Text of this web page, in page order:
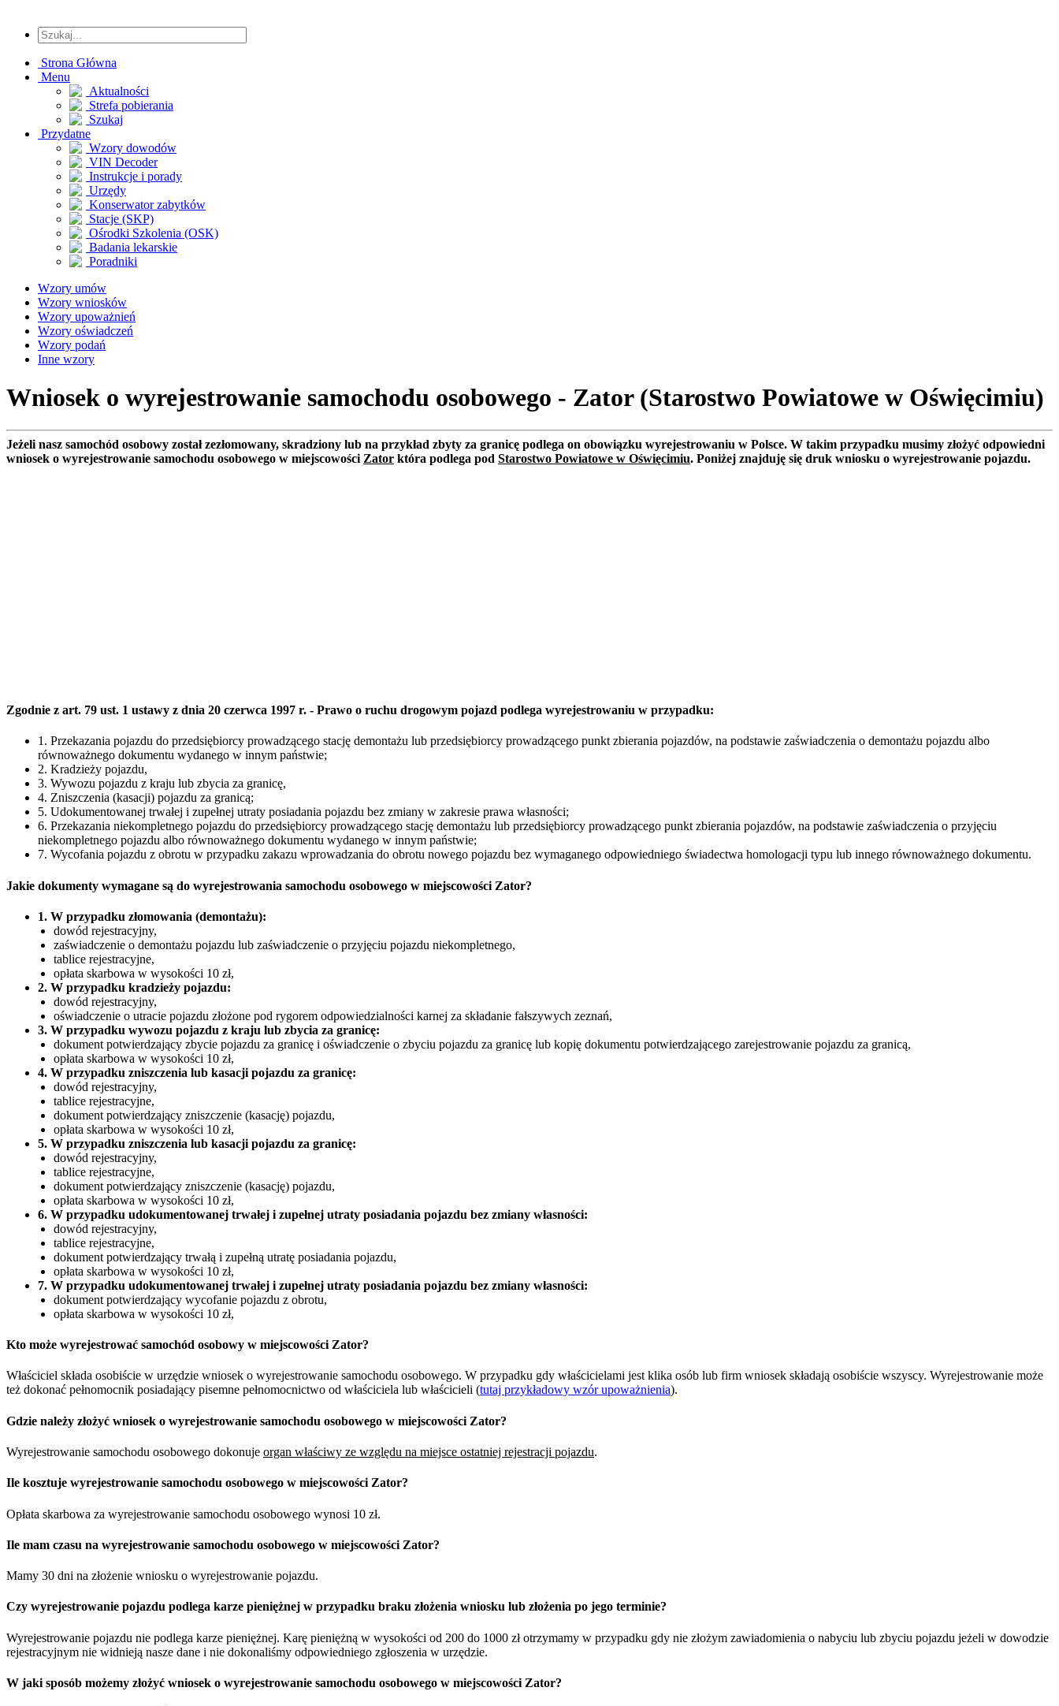
Strona Główna
Menu
Aktualności
Strefa pobierania
Szukaj
Przydatne
Wzory dowodów
VIN Decoder
Instrukcje i porady
Urzędy
Konserwator zabytków
Stacje (SKP)
Ośrodki Szkolenia (OSK)
Badania lekarskie
Poradniki
Wzory umów
Wzory wniosków
Wzory upoważnień
Wzory oświadczeń
Wzory podań
Inne wzory
Wniosek o wyrejestrowanie samochodu osobowego - Zator (Starostwo Powiatowe w Oświęcimiu)
Jeżeli nasz samochód osobowy został zezłomowany, skradziony lub na przykład zbyty za granicę podlega on obowiązku wyrejestrowaniu w Polsce. W takim przypadku musimy złożyć odpowiedni
wniosek o wyrejestrowanie samochodu osobowego w miejscowości Zator która podlega pod Starostwo Powiatowe w Oświęcimiu. Poniżej znajduję się druk wniosku o wyrejestrowanie pojazdu.
Zgodnie z art. 79 ust. 1 ustawy z dnia 20 czerwca 1997 r. - Prawo o ruchu drogowym pojazd podlega wyrejestrowaniu w przypadku:
1. Przekazania pojazdu do przedsiębiorcy prowadzącego stację demontażu lub przedsiębiorcy prowadzącego punkt zbierania pojazdów, na podstawie zaświadczenia o demontażu pojazdu albo
równoważnego dokumentu wydanego w innym państwie;
2. Kradzieży pojazdu,
3. Wywozu pojazdu z kraju lub zbycia za granicę,
4. Zniszczenia (kasacji) pojazdu za granicą;
5. Udokumentowanej trwałej i zupełnej utraty posiadania pojazdu bez zmiany w zakresie prawa własności;
6. Przekazania niekompletnego pojazdu do przedsiębiorcy prowadzącego stację demontażu lub przedsiębiorcy prowadzącego punkt zbierania pojazdów, na podstawie zaświadczenia o przyjęciu
niekompletnego pojazdu albo równoważnego dokumentu wydanego w innym państwie;
7. Wycofania pojazdu z obrotu w przypadku zakazu wprowadzania do obrotu nowego pojazdu bez wymaganego odpowiedniego świadectwa homologacji typu lub innego równoważnego dokumentu.
Jakie dokumenty wymagane są do wyrejestrowania samochodu osobowego w miejscowości Zator?
1. W przypadku złomowania (demontażu):
dowód rejestracyjny,
zaświadczenie o demontażu pojazdu lub zaświadczenie o przyjęciu pojazdu niekompletnego,
tablice rejestracyjne,
opłata skarbowa w wysokości 10 zł,
2. W przypadku kradzieży pojazdu:
dowód rejestracyjny,
oświadczenie o utracie pojazdu złożone pod rygorem odpowiedzialności karnej za składanie fałszywych zeznań,
3. W przypadku wywozu pojazdu z kraju lub zbycia za granicę:
dokument potwierdzający zbycie pojazdu za granicę i oświadczenie o zbyciu pojazdu za granicę lub kopię dokumentu potwierdzającego zarejestrowanie pojazdu za granicą,
opłata skarbowa w wysokości 10 zł,
4. W przypadku zniszczenia lub kasacji pojazdu za granicę:
dowód rejestracyjny,
tablice rejestracyjne,
dokument potwierdzający zniszczenie (kasację) pojazdu,
opłata skarbowa w wysokości 10 zł,
5. W przypadku zniszczenia lub kasacji pojazdu za granicę:
dowód rejestracyjny,
tablice rejestracyjne,
dokument potwierdzający zniszczenie (kasację) pojazdu,
opłata skarbowa w wysokości 10 zł,
6. W przypadku udokumentowanej trwałej i zupełnej utraty posiadania pojazdu bez zmiany własności:
dowód rejestracyjny,
tablice rejestracyjne,
dokument potwierdzający trwałą i zupełną utratę posiadania pojazdu,
opłata skarbowa w wysokości 10 zł,
7. W przypadku udokumentowanej trwałej i zupełnej utraty posiadania pojazdu bez zmiany własności:
dokument potwierdzający wycofanie pojazdu z obrotu,
opłata skarbowa w wysokości 10 zł,
Kto może wyrejestrować samochód osobowy w miejscowości Zator?
Właściciel składa osobiście w urzędzie wniosek o wyrejestrowanie samochodu osobowego. W przypadku gdy właścicielami jest klika osób lub firm wniosek składają osobiście wszyscy. Wyrejestrowanie może
też dokonać pełnomocnik posiadający pisemne pełnomocnictwo od właściciela lub właścicieli (tutaj przykładowy wzór upoważnienia).
Gdzie należy złożyć wniosek o wyrejestrowanie samochodu osobowego w miejscowości Zator?
Wyrejestrowanie samochodu osobowego dokonuje organ właściwy ze względu na miejsce ostatniej rejestracji pojazdu.
Ile kosztuje wyrejestrowanie samochodu osobowego w miejscowości Zator?
Opłata skarbowa za wyrejestrowanie samochodu osobowego wynosi 10 zł.
Ile mam czasu na wyrejestrowanie samochodu osobowego w miejscowości Zator?
Mamy 30 dni na złożenie wniosku o wyrejestrowanie pojazdu.
Czy wyrejestrowanie pojazdu podlega karze pieniężnej w przypadku braku złożenia wniosku lub złożenia po jego terminie?
Wyrejestrowanie pojazdu nie podlega karze pieniężnej. Karę pieniężną w wysokości od 200 do 1000 zł otrzymamy w przypadku gdy nie złożym zawiadomienia o nabyciu lub zbyciu pojazdu jeżeli w dowodzie
rejestracyjnym nie widnieją nasze dane i nie dokonaliśmy odpowiedniego zgłoszenia w urzędzie.
W jaki sposób możemy złożyć wniosek o wyrejestrowanie samochodu osobowego w miejscowości Zator?